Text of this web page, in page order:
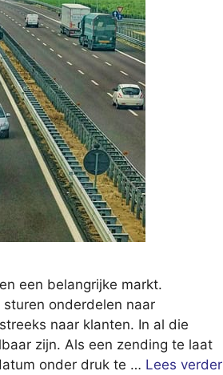
een belangrijke markt.
onderdelen naar
naar klanten. In al die
zijn. Als een zending te laat
onder druk te … Lees verder